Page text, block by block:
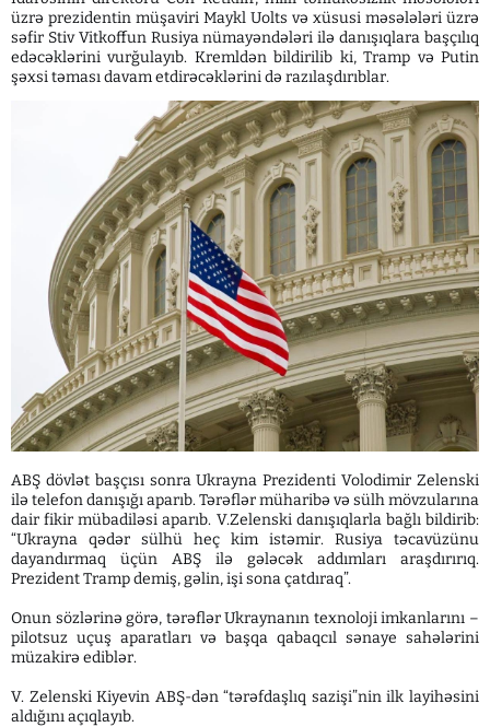
üzrə prezidentin müşaviri Maykl Uolts və xüsusi məsələləri üzrə
səfir Stiv Vitkoffun Rusiya nümayəndələri ilə danışıqlara başçılıq
edəcəklərini vurğulayıb. Kremldən bildirilib ki, Tramp və Putin
şəxsi təması davam etdirəcəklərini də razılaşdırıblar.
ABŞ dövlət başçısı sonra Ukrayna Prezidenti Volodimir Zelenski
ilə telefon danışığı aparıb. Tərəflər müharibə və sülh mövzularına
dair fikir mübadiləsi aparıb. V.Zelenski danışıqlarla bağlı bildirib:
“Ukrayna qədər sülhü heç kim istəmir. Rusiya təcavüzünu
dayandırmaq üçün ABŞ ilə gələcək addımları araşdırırıq.
Prezident Tramp demiş, gəlin, işi sona çatdıraq”.
Onun sözlərinə görə, tərəflər Ukraynanın texnoloji imkanlarını –
pilotsuz uçuş aparatları və başqa qabaqcıl sənaye sahələrini
müzakirə ediblər.
V. Zelenski Kiyevin ABŞ-dən “tərəfdaşlıq sazişi”nin ilk layihəsini
aldığını açıqlayıb.